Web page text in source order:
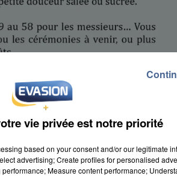
vie privée est notre priorité
based on your consent and/or our legitimate
advertising; Create profiles for personalised
Measure content performance;